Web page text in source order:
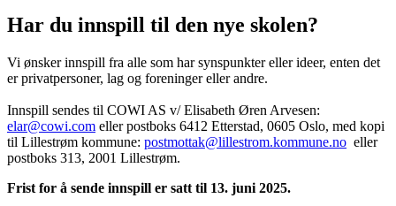
Har du innspill til den nye skolen?
Vi ønsker innspill fra alle som har synspunkter eller ideer, enten det
er privatpersoner, lag og foreninger eller andre.
Innspill sendes til COWI AS v/ Elisabeth Øren Arvesen:
elar@cowi.com eller postboks 6412 Etterstad, 0605 Oslo, med kopi
til Lillestrøm kommune: postmottak@lillestrom.kommune.no eller
postboks 313, 2001 Lillestrøm.
Frist for å sende innspill er satt til 13. juni 2025.